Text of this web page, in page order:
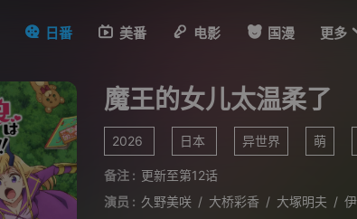
日番 美番 电影 国漫 更多
魔王的女儿太温柔了
2026 日本 异世界 萌
备注 : 更新至第12话
演员 : 久野美咲 / 大桥彩香 / 大塚明夫 /